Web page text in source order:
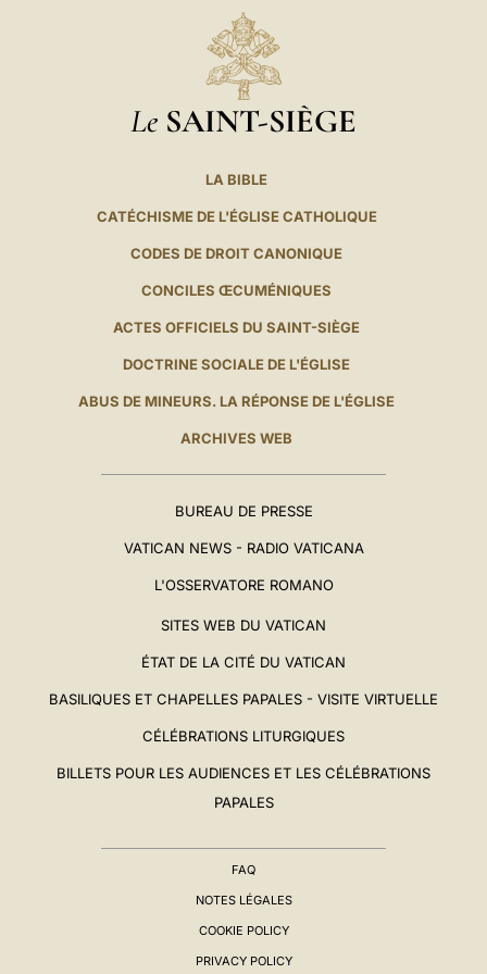
Le SAINT-SIÈGE
LA BIBLE
CATÉCHISME DE L'ÉGLISE CATHOLIQUE
CODES DE DROIT CANONIQUE
CONCILES ŒCUMÉNIQUES
ACTES OFFICIELS DU SAINT-SIÈGE
DOCTRINE SOCIALE DE L'ÉGLISE
ABUS DE MINEURS. LA RÉPONSE DE L'ÉGLISE
ARCHIVES WEB
BUREAU DE PRESSE
VATICAN NEWS - RADIO VATICANA
L'OSSERVATORE ROMANO
SITES WEB DU VATICAN
ÉTAT DE LA CITÉ DU VATICAN
BASILIQUES ET CHAPELLES PAPALES - VISITE VIRTUELLE
CÉLÉBRATIONS LITURGIQUES
BILLETS POUR LES AUDIENCES ET LES CÉLÉBRATIONS
PAPALES
FAQ
NOTES LÉGALES
COOKIE POLICY
PRIVACY POLICY